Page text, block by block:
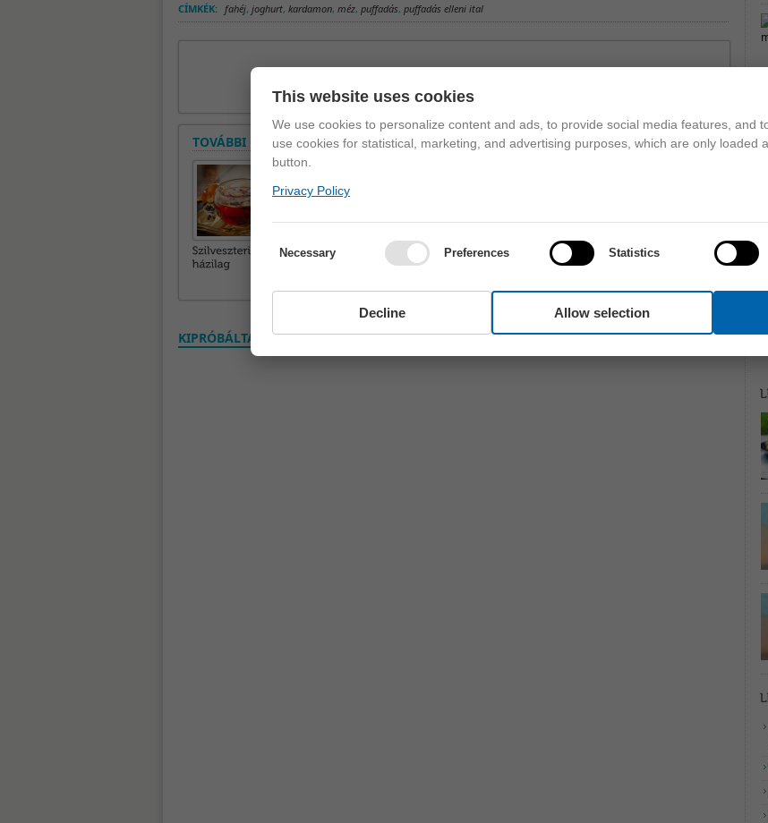
CÍMKÉK: fahéj, joghurt, kardamon, méz, puffadás, puffadás elleni ital
TOVÁBBI CIKKEK A ROVATBAN
KIPRÓBÁLTAD? VÉLEMÉNYED VAN? SZÓLJ HOZZÁ!
This website uses cookies
We use cookies to personalize content and ads, to provide social media features, and
use cookies for statistical, marketing, and advertising purposes, which are only loaded
button.
Privacy Policy
Necessary Preferences Statistics
Decline Allow selection